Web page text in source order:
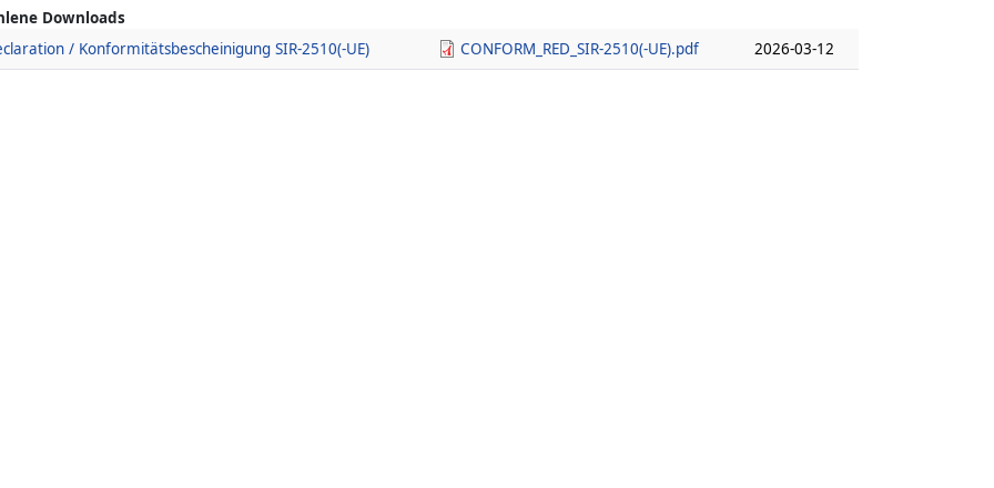
Downloads
/ Konformitätsbescheinigung SIR-2510(-UE)
CONFORM_RED_SIR-2510(-UE).pdf 2026-03-12